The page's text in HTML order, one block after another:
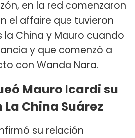
en la red comenzaron
el affaire que tuvieron
la China y Mauro cuando
y que comenzó a
con Wanda Nara.
Mauro Icardi su
China Suárez
su relación